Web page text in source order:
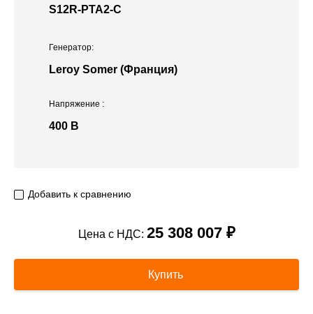
S12R-PTA2-C
Напряжение :
400 В
Генератор:
Leroy Somer (Франция)
Добавить к сравнению
Цена с НДС: 25 308 007 ₽
Купить